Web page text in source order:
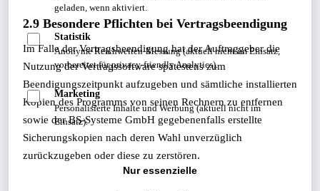
2.9 Besondere Pflichten bei Vertragsbeendigung
Im Falle der Vertragsbeendigung hat der Auftraggeber die
Nutzung der Vertragssoftware spätestens zum
Beendigungszeitpunkt aufzugeben und sämtliche installierten
Kopien des Programms von seinen Rechnern zu entfernen
sowie der BS-Systeme GmbH gegebenenfalls erstellte
Sicherungskopien nach deren Wahl unverzüglich
zurückzugeben oder diese zu zerstören.
geladen, wenn aktiviert.
Statistik
Anonyme Reichweiten-Messung (aktuell nicht im Einsatz,
vorbereitet für privacy-friendly Analytics).
Marketing
Personalisierte Inhalte und Werbung (aktuell nicht im
Einsatz).
Nur essenzielle